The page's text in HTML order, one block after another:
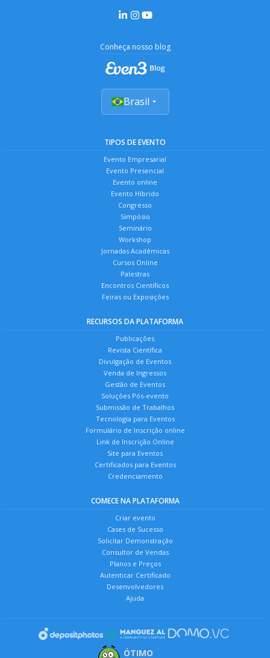
Conheça nosso blog
Brasil
TIPOS DE EVENTO
Evento Empresarial
Evento Presencial
Evento online
Evento Híbrido
Congresso
Simpósio
Seminário
Workshop
Jornadas Acadêmicas
Cursos Online
Palestras
Encontros Científicos
Feiras ou Exposições
RECURSOS DA PLATAFORMA
Publicações
Revista Científica
Divulgação de Eventos
Venda de Ingressos
Gestão de Eventos
Soluções Pós-evento
Submissão de Trabalhos
Tecnologia para Eventos
Formulário de Inscrição online
Link de Inscrição Online
Site para Eventos
Certificados para Eventos
Credenciamento
COMECE NA PLATAFORMA
Criar evento
Cases de Sucesso
Solicitar Demonstração
Consultor de Vendas
Planos e Preços
Autenticar Certificado
Desenvolvedores
Ajuda
ÓTIMO